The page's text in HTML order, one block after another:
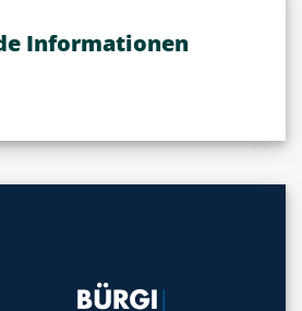
Informationen